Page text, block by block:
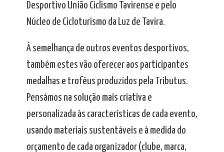
Desportivo União Ciclismo Tavirense e pelo
Núcleo de Cicloturismo da Luz de Tavira.
À semelhança de outros eventos desportivos,
também estes vão oferecer aos participantes
medalhas e troféus produzidos pela Tributus.
Pensámos na solução mais criativa e
personalizada às características de cada evento,
usando materiais sustentáveis e à medida do
orçamento de cada organizador (clube, marca,